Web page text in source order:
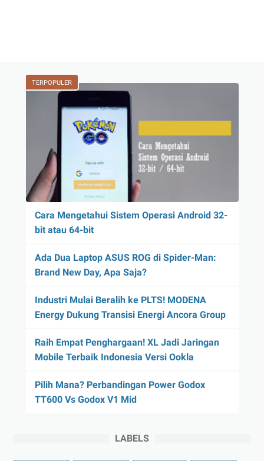
TERPOPULER
Cara Mengetahui Sistem Operasi Android 32-
bit atau 64-bit
Ada Dua Laptop ASUS ROG di Spider-Man:
Brand New Day, Apa Saja?
Industri Mulai Beralih ke PLTS! MODENA
Energy Dukung Transisi Energi Ancora Group
Raih Empat Penghargaan! XL Jadi Jaringan
Mobile Terbaik Indonesia Versi Ookla
Pilih Mana? Perbandingan Power Godox
TT600 Vs Godox V1 Mid
LABELS